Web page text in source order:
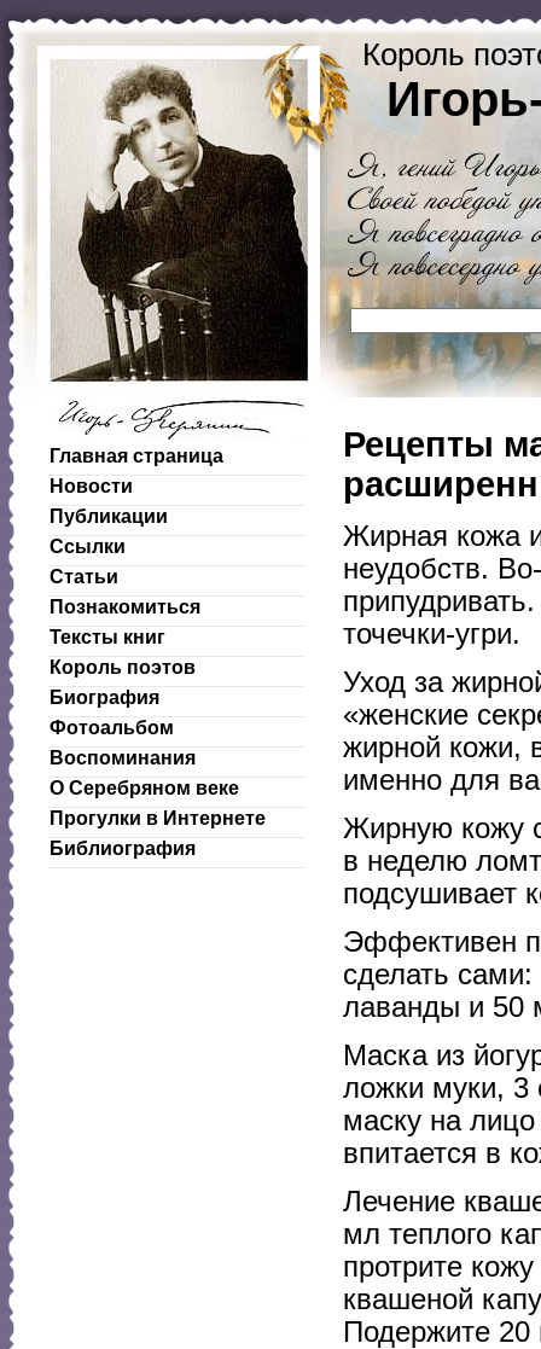
Король
Главная страница
Новости
Публикации
Ссылки
Статьи
Познакомиться
Тексты книг
Король поэтов
Биография
Фотоальбом
Воспоминания
О Серебряном веке
Прогулки в Интернете
Библиография
Рецепты
Жирная кожа
неудобств.
точечки-угри.
Уход за
«женские
жирной кожи,
именно для
Жирную кожу
в неделю
подсушивает
Эффективен
сделать
лаванды и 50
Маска из
ложки муки, 3
маску на
впитается в
Лечение
мл теплого
протрите
квашеной
Подержите 20